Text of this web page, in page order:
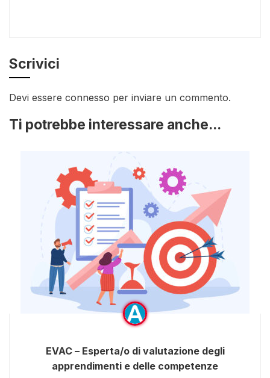
Scrivici
Devi essere connesso per inviare un commento.
Ti potrebbe interessare anche...
EVAC – Esperta/o di valutazione degli
apprendimenti e delle competenze